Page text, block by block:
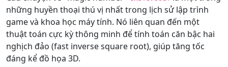
những huyền thoại thú vị nhất trong lịch sử lập trình
game và khoa học máy tính. Nó liên quan đến một
thuật toán cực kỳ thông minh để tính toán căn bậc hai
nghịch đảo (fast inverse square root), giúp tăng tốc
đáng kể đồ họa 3D.